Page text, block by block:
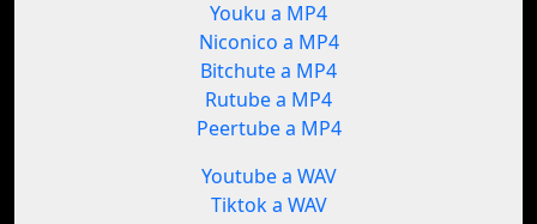
Youku a MP4
Niconico a MP4
Bitchute a MP4
Rutube a MP4
Peertube a MP4
Youtube a WAV
Tiktok a WAV